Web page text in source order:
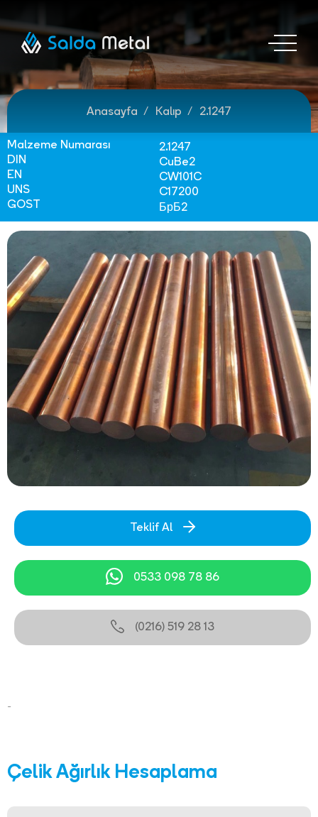
Anasayfa Kalıp 2.1247
Malzeme Numarası
2.1247
DIN
CuBe2
EN
CW101C
UNS
C17200
GOST
БрБ2
-
Teklif Al
0533 098 78 86
(0216) 519 28 13
Çelik Ağırlık Hesaplama